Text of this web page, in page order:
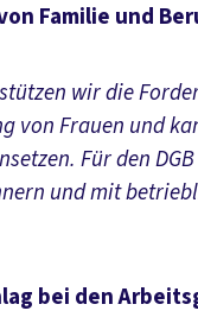
Familie und
wir die
von Frauen und
Für den
und mit
bei den